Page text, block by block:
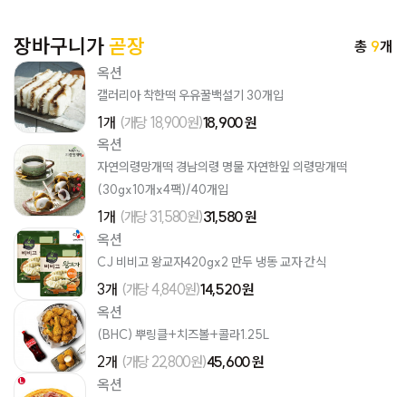
장바구니가곧장 총 9개
옥션
갤러리아 착한떡 우유꿀백설기 30개입
1개 (개당 18,900원)18,900 원
옥션
자연의령망개떡 경남의령 명물 자연한잎 의령망개떡
(30gx10개x4팩)/40개입
1개 (개당 31,580원)31,580 원
옥션
CJ 비비고 왕교자420gx2 만두 냉동 교자 간식
3개 (개당 4,840원)14,520 원
옥션
(BHC) 뿌링클+치즈볼+콜라1.25L
2개 (개당 22,800원)45,600 원
옥션